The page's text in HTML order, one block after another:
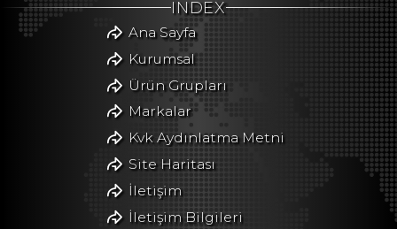
INDEX
Ana Sayfa
Kurumsal
Ürün Grupları
Markalar
Kvk Aydınlatma Metni
Site Haritası
İletişim
İletişim Bilgileri